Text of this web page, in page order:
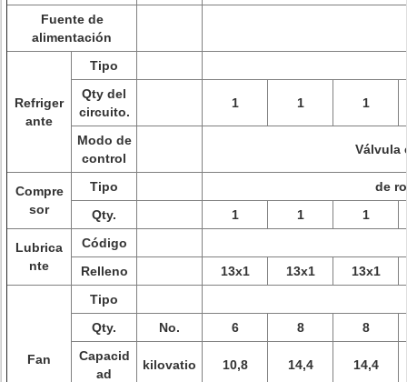
Fuente de
alimentación
Refriger
ante
Tipo
Qty del
circuito.
1 1 1
Modo de
control
Válvula
Compre
sor
Tipo
de
Qty.
1 1 1
Lubrica
nte
Código
Relleno
13x1 13x1 13x1
Fan
Tipo
Qty.
No. 6 8
8
Capacid
ad
kilovatio 10,8 14,4 14,4